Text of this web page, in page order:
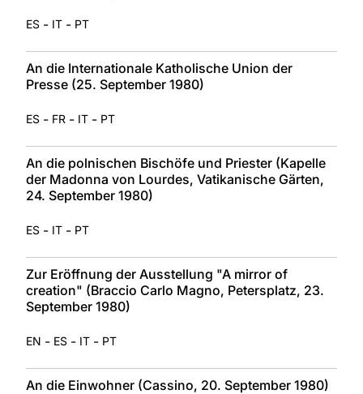
ES - IT - PT
An die Internationale Katholische Union der
Presse (25. September 1980)
ES - FR - IT - PT
An die polnischen Bischöfe und Priester (Kapelle
der Madonna von Lourdes, Vatikanische Gärten,
24. September 1980)
ES - IT - PT
Zur Eröffnung der Ausstellung "A mirror of
creation" (Braccio Carlo Magno, Petersplatz, 23.
September 1980)
EN - ES - IT - PT
An die Einwohner (Cassino, 20. September 1980)